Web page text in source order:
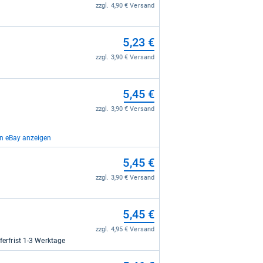
zzgl. 4,90 € Versand
5,23 €
zzgl. 3,90 € Versand
5,45 €
zzgl. 3,90 € Versand
eBay anzeigen
9,45 €
zzgl. 0,00 € Versand
10,61 €
zzgl. 0,00 € Versand
5,45 €
zzgl. 3,90 € Versand
5,45 €
zzgl. 4,95 € Versand
1-3 Werktage